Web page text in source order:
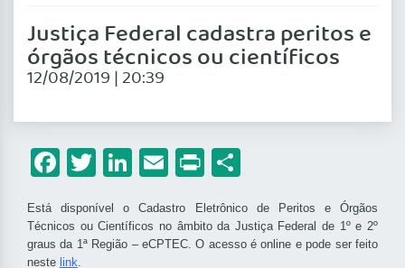
Justiça Federal cadastra peritos e
órgãos técnicos ou científicos
12/08/2019 | 20:39
Facebook
Twitter
LinkedIn
Email
Print
Está disponível o Cadastro Eletrônico de Peritos e Órgãos
Técnicos ou Científicos no âmbito da Justiça Federal de 1º e 2º
graus da 1ª Região – eCPTEC. O acesso é online e pode ser feito
neste link.